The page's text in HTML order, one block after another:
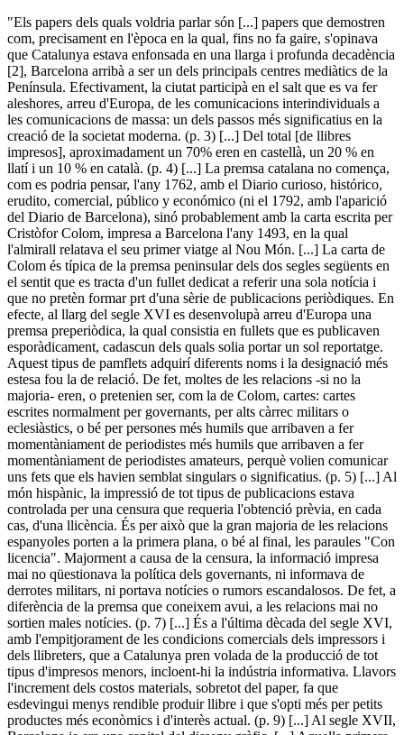
"Els papers dels quals voldria parlar són [...] papers que demostren
com, precisament en l'època en la qual, fins no fa gaire, s'opinava
que Catalunya estava enfonsada en una llarga i profunda decadència
[2], Barcelona arribà a ser un dels principals centres mediàtics de la
Península. Efectivament, la ciutat participà en el salt que es va fer
aleshores, arreu d'Europa, de les comunicacions interindividuals a
les comunicacions de massa: un dels passos més significatius en la
creació de la societat moderna. (p. 3) [...] Del total [de llibres
impresos], aproximadament un 70% eren en castellà, un 20 % en
llatí i un 10 % en català. (p. 4) [...] La premsa catalana no comença,
com es podria pensar, l'any 1762, amb el Diario curioso, histórico,
erudito, comercial, público y económico (ni el 1792, amb l'aparició
del Diario de Barcelona), sinó probablement amb la carta escrita per
Cristòfor Colom, impresa a Barcelona l'any 1493, en la qual
l'almirall relatava el seu primer viatge al Nou Món. [...] La carta de
Colom és típica de la premsa peninsular dels dos segles següents en
el sentit que es tracta d'un fullet dedicat a referir una sola notícia i
que no pretèn formar prt d'una sèrie de publicacions periòdiques. En
efecte, al llarg del segle XVI es desenvolupà arreu d'Europa una
premsa preperiòdica, la qual consistia en fullets que es publicaven
esporàdicament, cadascun dels quals solia portar un sol reportatge.
Aquest tipus de pamflets adquirí diferents noms i la designació més
estesa fou la de relació. De fet, moltes de les relacions -si no la
majoria- eren, o pretenien ser, com la de Colom, cartes: cartes
escrites normalment per governants, per alts càrrec militars o
eclesiàstics, o bé per persones més humils que arribaven a fer
momentàniament de periodistes més humils que arribaven a fer
momentàniament de periodistes amateurs, perquè volien comunicar
uns fets que els havien semblat singulars o significatius. (p. 5) [...] Al
món hispànic, la impressió de tot tipus de publicacions estava
controlada per una censura que requeria l'obtenció prèvia, en cada
cas, d'una llicència. És per això que la gran majoria de les relacions
espanyoles porten a la primera plana, o bé al final, les paraules "Con
licencia". Majorment a causa de la censura, la informació impresa
mai no qüestionava la política dels governants, ni informava de
derrotes militars, ni portava notícies o rumors escandalosos. De fet, a
diferència de la premsa que coneixem avui, a les relacions mai no
sortien males notícies. (p. 7) [...] És a l'última dècada del segle XVI,
amb l'empitjorament de les condicions comercials dels impressors i
dels llibreters, que a Catalunya pren volada de la producció de tot
tipus d'impresos menors, incloent-hi la indústria informativa. Llavors
l'increment dels costos materials, sobretot del paper, fa que
esdevingui menys rendible produir llibre i que s'opti més per petits
productes més econòmics i d'interès actual. (p. 9) [...] Al segle XVII,